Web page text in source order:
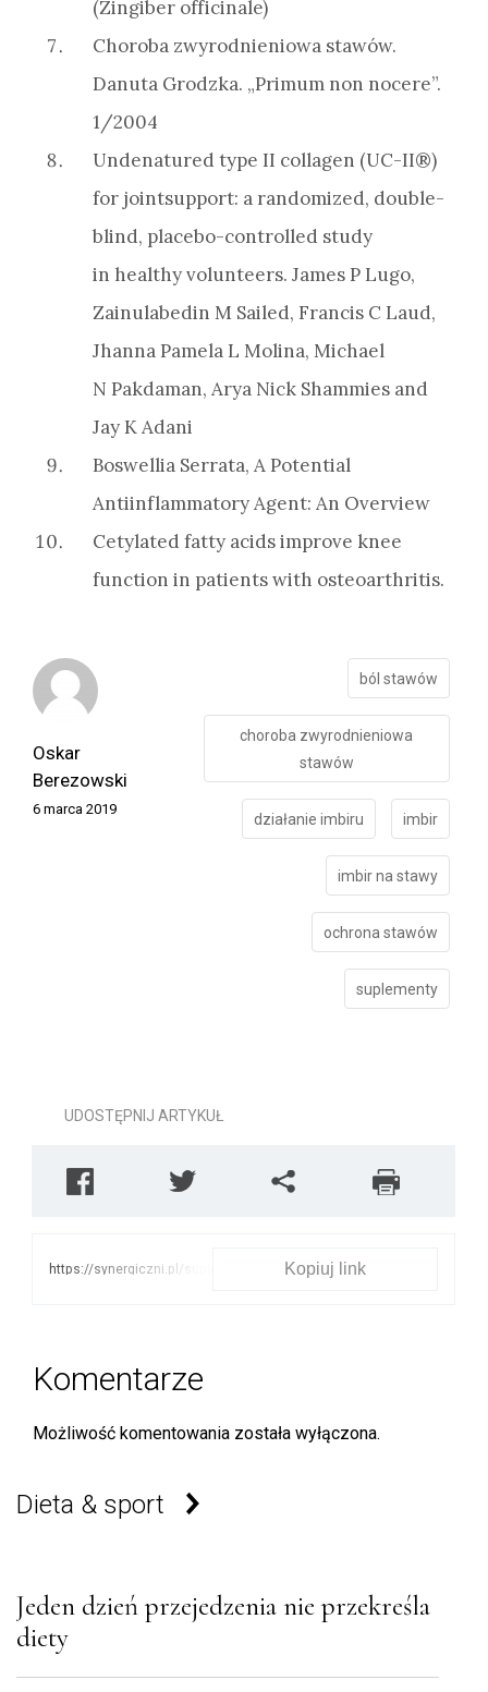
(Zingiber officinale)
Choroba zwyrodnieniowa stawów.
Danuta Grodzka. „Primum non nocere”.
1/2004
Undenatured type II collagen (UC-II®)
for jointsupport: a randomized, double-
blind, placebo-controlled study
in healthy volunteers. James P Lugo,
Zainulabedin M Sailed, Francis C Laud,
Jhanna Pamela L Molina, Michael
N Pakdaman, Arya Nick Shammies and
Jay K Adani
Boswellia Serrata, A Potential
Antiinflammatory Agent: An Overview
Cetylated fatty acids improve knee
function in patients with osteoarthritis.
Oskar
Berezowski
6 marca 2019
ból stawów
choroba zwyrodnieniowa
stawów
działanie imbiru imbir
imbir na stawy
ochrona stawów
suplementy
UDOSTĘPNIJ ARTYKUŁ
https://synergiczni.pl/suplementy/imbir-Kopiuj link
Komentarze
Możliwość komentowania została wyłączona.
Dieta & sport
Jeden dzień przejedzenia nie przekreśla
diety